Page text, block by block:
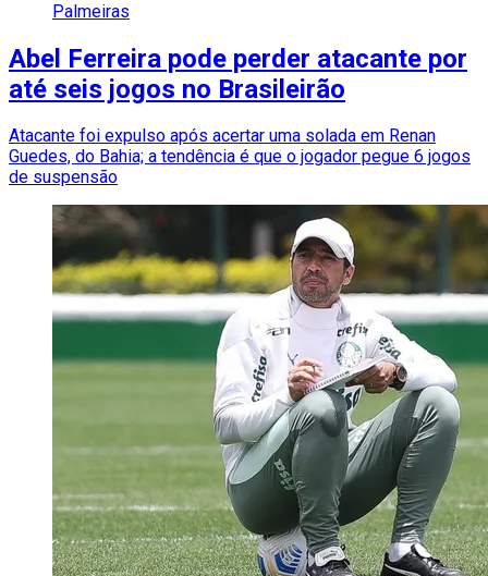
Palmeiras
Abel Ferreira pode perder atacante por
até seis jogos no Brasileirão
Atacante foi expulso após acertar uma solada em Renan
Guedes, do Bahia; a tendência é que o jogador pegue 6 jogos
de suspensão